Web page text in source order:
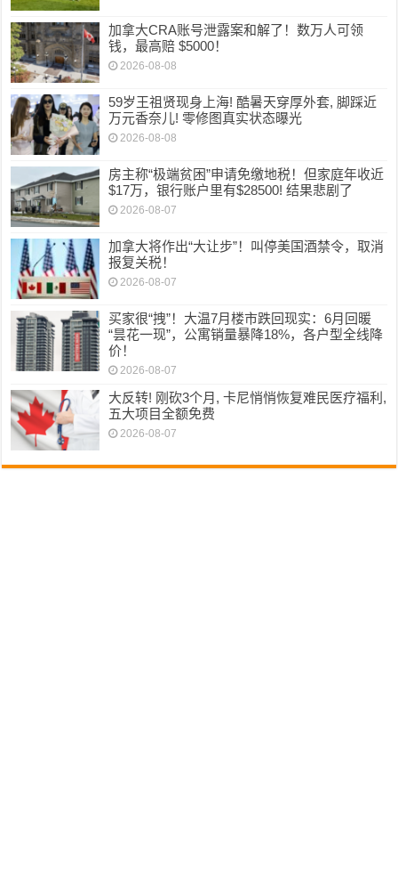
加拿大CRA账号泄露案和解了！数万人可领
钱，最高赔 $5000！
2026-08-08
59岁王祖贤现身上海! 酷暑天穿厚外套, 脚踩近
万元香奈儿! 零修图真实状态曝光
2026-08-08
房主称“极端贫困”申请免缴地税！但家庭年收近
$17万，银行账户里有$28500! 结果悲剧了
2026-08-07
加拿大将作出“大让步”！叫停美国酒禁令，取消
报复关税！
2026-08-07
买家很“拽”！大温7月楼市跌回现实：6月回暖
“昙花一现”，公寓销量暴降18%，各户型全线降
价！
2026-08-07
大反转! 刚砍3个月, 卡尼悄悄恢复难民医疗福利,
五大项目全额免费
2026-08-07